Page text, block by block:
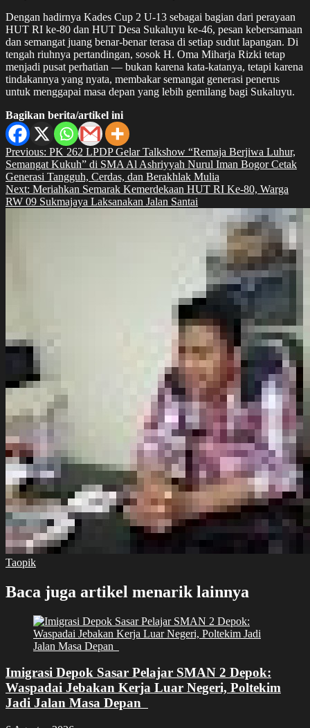
Dengan hadirnya Kades Cup 2 U-13 sebagai bagian dari perayaan
HUT RI ke-80 dan HUT Desa Sukaluyu ke-46, pesan kebersamaan
dan semangat juang benar-benar terasa di setiap sudut lapangan. Di
tengah riuhnya pertandingan, sosok H. Oma Miharja Rizki tetap
menjadi pusat perhatian — bukan karena kata-katanya, tetapi karena
tindakannya yang nyata, membakar semangat generasi penerus
untuk menggapai masa depan yang lebih gemilang bagi Sukaluyu.
Bagikan berita/artikel ini
Navigasi
pos
Previous: PK 262 LPDP Gelar Talkshow “Remaja Berjiwa Luhur,
Semangat Kukuh” di SMA Al Ashriyyah Nurul Iman Bogor Cetak
Generasi Tangguh, Cerdas, dan Berakhlak Mulia
Next: Meriahkan Semarak Kemerdekaan HUT RI Ke-80, Warga
RW 09 Sukmajaya Laksanakan Jalan Santai
Taopik
Baca juga artikel menarik lainnya
Imigrasi Depok Sasar Pelajar SMAN 2 Depok:
Waspadai Jebakan Kerja Luar Negeri, Poltekim
Jadi Jalan Masa Depan